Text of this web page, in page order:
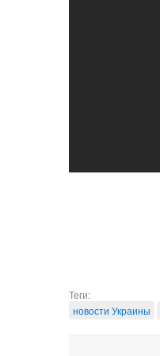
Теги:
новости Украины